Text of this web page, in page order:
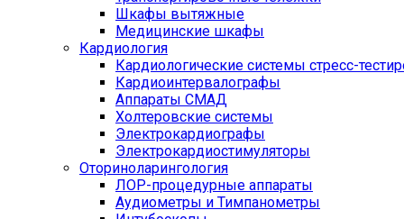
Шкафы вытяжные
Медицинские шкафы
Кардиология
Кардиологические системы стресс-
Кардиоинтервалографы
Аппараты СМАД
Холтеровские системы
Электрокардиографы
Электрокардиостимуляторы
Оториноларингология
ЛОР-процедурные аппараты
Аудиометры и Тимпанометры